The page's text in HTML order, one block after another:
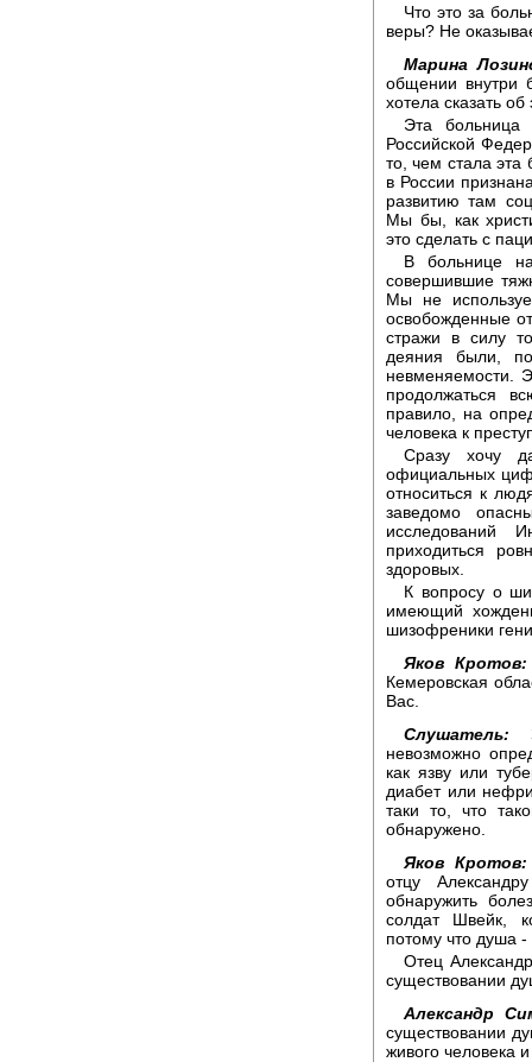
Что это за
веры? Не
Марина
общении внутри
хотела сказать
Эта больница
Российской
то, чем стала эта
в России
развитию там
Мы бы, как
это сделать с
В больнице
совершившие
Мы не
освобожденные
стражи в силу
деяния были,
невменяемости.
продолжаться
правило, на
человека к
Сразу хочу
официальных
относиться к
заведомо
исследований
приходиться
здоровых.
К вопросу о
имеющий
шизофреники
Яков Кротов:
Кемеровская
Вас.
Слушатель:
невозможно
как язву или
диабет или
таки то, что
обнаружено.
Яков Кротов:
отцу
обнаружить
солдат Швейк,
потому что душа
Отец
существовании
Александр
существовании
живого человека